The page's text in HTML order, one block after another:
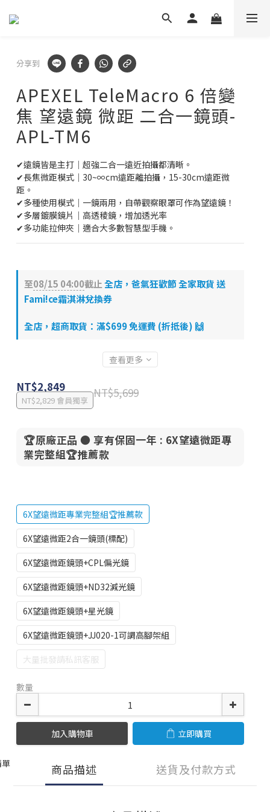
分享到
APEXEL TeleMacro 6 倍變
焦 望遠鏡 微距 二合一鏡頭-
APL-TM6
✔遠鏡皆是主打｜超強二合一遠近拍攝都清晰。
✔長焦微距模式｜30~∞cm遠距離拍攝，15-30cm遠距微
距。
✔多種使用模式｜一鏡兩用，自帶觀察眼罩可作為望遠鏡！
✔多層鍍膜鏡片｜高透稜鏡，增加透光率
✔多功能拉伸夾｜適合大多數智慧型手機。
至08/15 04:00截止全店，爸氣狂歡節 全家取貨 送
Fami!ce霜淇淋兌換券
全店，超商取貨：滿$699 免運費 (折抵後) 🙌
查看更多
NT$5,699
NT$2,849
NT$2,829 會員獨享
🏆原廠正品 ● 享有保固一年 : 6X望遠微距專
業完整組🏆推薦款
6X望遠微距專業完整組🏆推薦款
6X望遠微距2合一鏡頭(標配)
6X望遠微距鏡頭+CPL偏光鏡
6X望遠微距鏡頭+ND32減光鏡
6X望遠微距鏡頭+星光鏡
6X望遠微距鏡頭+JJ020-1可調高腳架組
大量批發請私訊客服
數量
加入購物車 立即購買
商品描述 送貨及付款方式
✕
🛡️ APEXEL/MEFU品牌保固一年!
✅ APEXEL商品享15天鑑賞期!
立即逛逛